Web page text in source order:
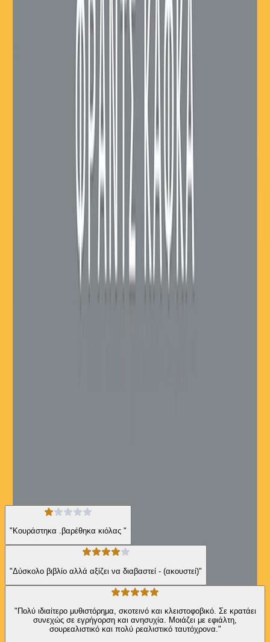
Ο τραπεζικός υπάλληλος Γιόζεφ Κ. συλλαμβάνεται ένα πρωί χωρίς
να γνωρίζει γιατί κατηγορείται. Ξεκινά έναν αδιέξοδο αγώνα για να
αποδείξει την αθωότητά του, επιδιώκοντας παράλληλα να
ανακαλύψει τι κρύβεται πίσω από αυτή την αινιγματική κατηγορία.
Ωστόσο, παντού συναντάει αξεπέραστες δυσκολίες και αδυνατεί να
φτάσει σε οποιοδήποτε λογικό συμπέρασμα. Οι δικαστές
παραμένουν αθέατοι, οι υπάλληλοι του δικαστηρίου δίνουν
ασαφείς εξηγήσεις, ενώ όσα διαδραματίζονται στο δικαστήριο είναι
ακατάληπτα. Κάθε προσπάθεια να αποδείξει την αθωότητά του
πέφτει στο κενό. Σταδιακά ο κλοιός της ενοχής που τον βαρύνει
κόσμου όπου η παρατεταμένη ασάφεια του παραλόγου τον
"Κουράστηκα .βαρέθηκα κιόλας "
"Δύσκολο βιβλίο αλλά αξίζει να διαβαστεί - (ακουστεί)"
"Πολύ ιδιαίτερο μυθιστόρημα, σκοτεινό και κλειστοφοβικό. Σε κρατάει
συνεχώς σε εγρήγορση και ανησυχία. Μοιάζει με εφιάλτη,
σουρεαλιστικό και πολύ ρεαλιστικό ταυτόχρονα."